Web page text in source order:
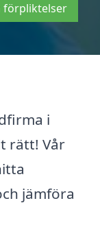
förpliktelser
i
rätt! Vår
jämföra